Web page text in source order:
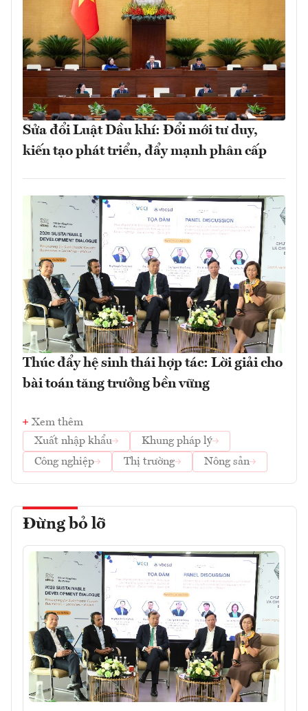
Sửa đổi Luật Dầu khí: Đổi mới tư duy,
kiến tạo phát triển, đẩy mạnh phân cấp
Thúc đẩy hệ sinh thái hợp tác: Lời giải cho
bài toán tăng trưởng bền vững
Xem thêm
Xuất nhập khẩu
Khung pháp lý
Công nghiệp
Thị trường Nông sản
Đừng bỏ lỡ